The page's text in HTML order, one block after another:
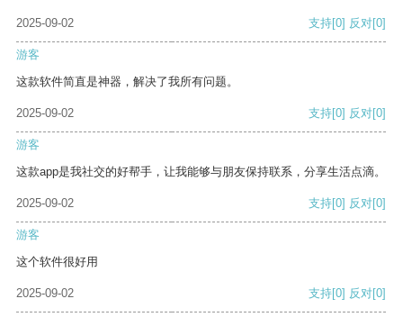
2025-09-02 支持[0] 反对[0]
游客
这款软件简直是神器，解决了我所有问题。
2025-09-02 支持[0] 反对[0]
游客
这款app是我社交的好帮手，让我能够与朋友保持联系，分享生活点滴。
2025-09-02 支持[0] 反对[0]
游客
这个软件很好用
2025-09-02 支持[0] 反对[0]